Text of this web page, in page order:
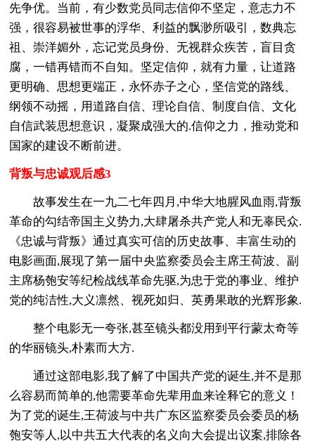
先争优。当前，有少数党员同志信仰不坚定，意志力不
强，很容易被世事的浮华、利益的飘渺所吸引，数典忘
祖、崇洋媚外，忘记党员身份、无视群众疾苦，盲目贪
腐，一错再错而不自知。坚定信仰，就有力量，让道路
更明确、思想更端正，永怀赤子之心，坚信党的路线、
纲领不动摇，用道路自信、理论自信、制度自信、文化
自信武装思想意识，凝聚成强大的.信仰之力，推动党和
国家的建设不断前进。
背叛与忠诚观后感3
故事发生在一九二七年四月,中华大地腥风血雨,背叛
革命的勾结帝国主义势力,大肆屠杀共产党人和无辜民众.
《忠诚与背叛》通过真实可信的历史故事、丰富生动的
电影画面,展现了第一届中央监察委员会主席王荷波、副
主席杨匏安等纪检战线革命先驱,为忠于党的事业、维护
党的纯洁性,大义凛然、视死如归、英勇果敢的光辉形象.
整个电影无一夸张,甚至镜头都没用到平行蒙太奇等
的华丽镜头,朴素而大方.
通过这部电影,我了解了中国共产党的诞生,并不是那
么容易而简单的,他需要革命先辈用血来诠释它的意义！
为了党的诞生,王荷波与中共广东区监察委员会委员的杨
匏安等人,以中共五大代表的名义向大会提出议案,排除各